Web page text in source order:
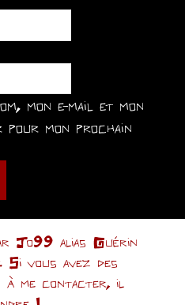
mon e-mail et mon
mon prochain
Jo99 alias Guérin
vous avez des
à me contacter, il